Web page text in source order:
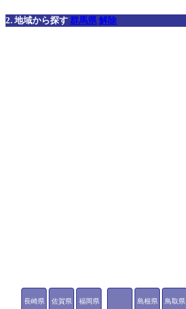
2. 地域から探す 群馬県 解除
鳥取県
島根県
福岡県
佐賀県
長崎県